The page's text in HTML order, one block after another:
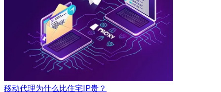
移动代理为什么比住宅IP贵？